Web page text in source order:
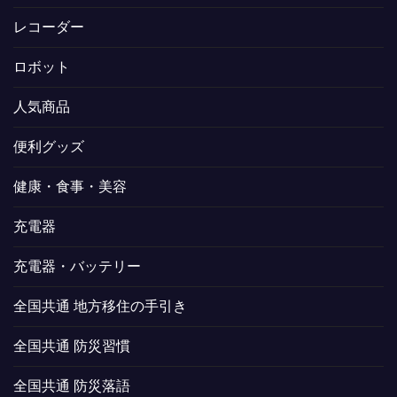
レコーダー
ロボット
人気商品
便利グッズ
健康・食事・美容
充電器
充電器・バッテリー
全国共通 地方移住の手引き
全国共通 防災習慣
全国共通 防災落語